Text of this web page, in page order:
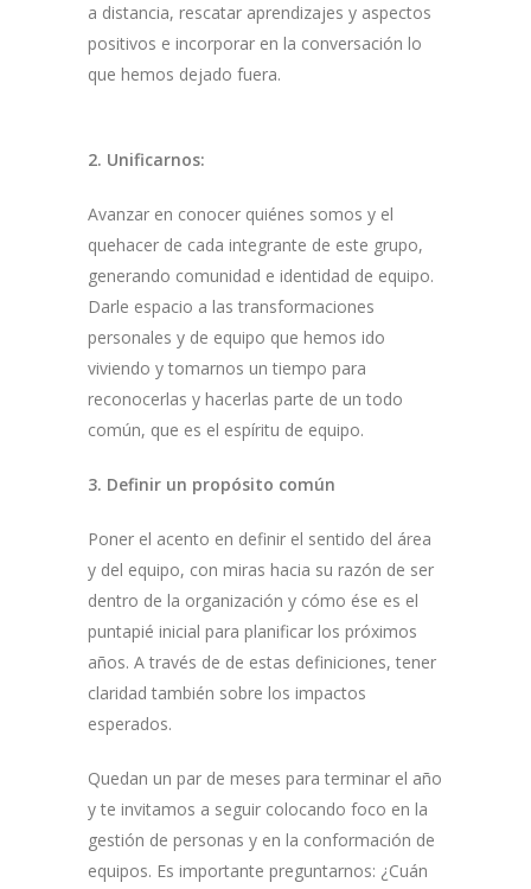
a distancia, rescatar aprendizajes y aspectos
positivos e incorporar en la conversación lo
que hemos dejado fuera.
2. Unificarnos:
Avanzar en conocer quiénes somos y el
quehacer de cada integrante de este grupo,
generando comunidad e identidad de equipo.
Darle espacio a las transformaciones
personales y de equipo que hemos ido
viviendo y tomarnos un tiempo para
reconocerlas y hacerlas parte de un todo
común, que es el espíritu de equipo.
3. Definir un propósito común
Poner el acento en definir el sentido del área
y del equipo, con miras hacia su razón de ser
dentro de la organización y cómo ése es el
puntapié inicial para planificar los próximos
años. A través de de estas definiciones, tener
claridad también sobre los impactos
esperados.
Quedan un par de meses para terminar el año
y te invitamos a seguir colocando foco en la
gestión de personas y en la conformación de
equipos. Es importante preguntarnos: ¿Cuán